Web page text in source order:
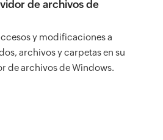
de archivos de
y modificaciones a
archivos y carpetas en su
de archivos de Windows.